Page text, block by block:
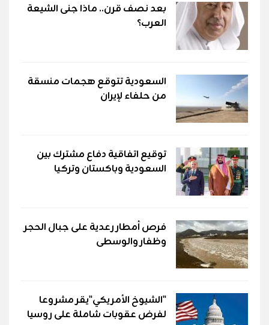
بعد نصف قرن.. ماذا جنى الشيعة
العرب؟
السعودية تتوقع هجمات منسقة
من حلفاء لإيران
توقيع اتفاقية دفاع مشترك بين
السعودية وباكستان وتركيا
فرص أمطار رعدية على جبال الحجر
وظفار والوسطى
"الشيوخ الأمريكي"يقر مشروعا
لفرض عقوبات شاملة على روسيا